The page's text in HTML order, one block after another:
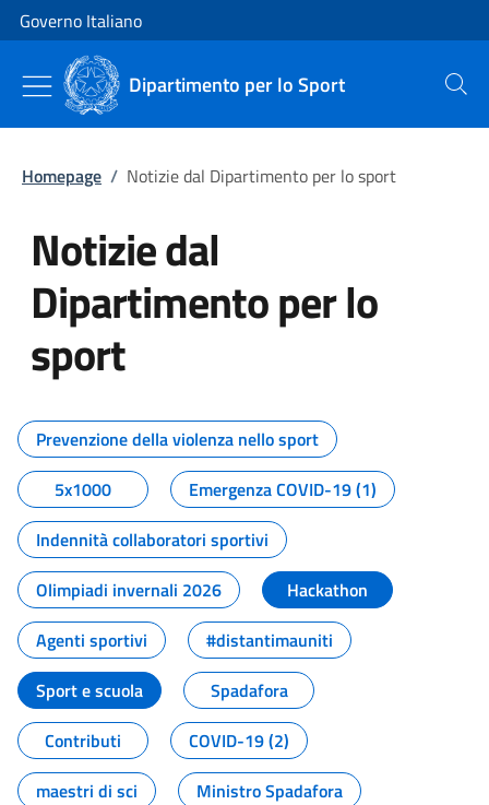
Vai al contenuto
Vai alla navigazione del sito
Governo Italiano
Dipartimento per lo Sport Cerca
Homepage / Notizie dal Dipartimento per lo sport
Notizie dal
Dipartimento per lo
sport
Tutti i contenuti della pagina
Prevenzione della violenza nello sport
5x1000
Emergenza COVID-19 (1)
Indennità collaboratori sportivi
Olimpiadi invernali 2026
Hackathon
Agenti sportivi
#distantimauniti
Sport e scuola
Spadafora
Contributi
COVID-19 (2)
maestri di sci
Ministro Spadafora